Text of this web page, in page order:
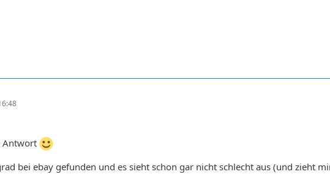
Antwort
bei ebay gefunden und es sieht schon gar nicht schlecht aus (und zieht